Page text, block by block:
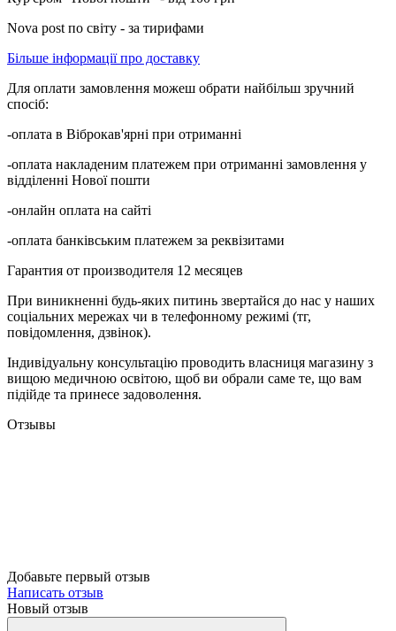
Nova post по світу - за тирифами
Більше інформації про доставку
Для оплати замовлення можеш обрати найбільш зручний
спосіб:
-оплата в Віброкав'ярні при отриманні
-оплата накладеним платежем при отриманні замовлення у
відділенні Нової пошти
-онлайн оплата на сайті
-оплата банківським платежем за реквізитами
Гарантия от производителя 12 месяцев
При виникненні будь-яких питинь звертайся до нас у наших
соціальних мережах чи в телефонному режимі (тг,
повідомлення, дзвінок).
Індивідуальну консультацію проводить власниця магазину з
вищою медичною освітою, щоб ви обрали саме те, що вам
підійде та принесе задоволення.
Отзывы
Добавьте первый отзыв
Написать отзыв
Новый отзыв